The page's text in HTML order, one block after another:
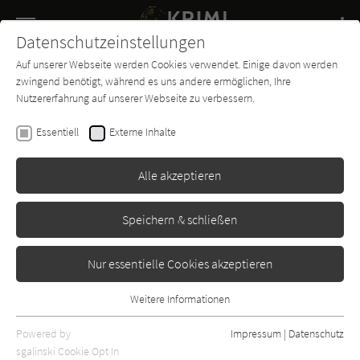
SUCHE
Buch-
Entdecker
Forum Charts
Jo Nesbø
Das Nachthaus
Erschienen: Oktober 2023 14
Datenschutzeinstellungen
Auf unserer Webseite werden Cookies verwendet. Einige davon werden
zwingend benötigt, während es uns andere ermöglichen, Ihre
Nutzererfahrung auf unserer Webseite zu verbessern.
Essentiell Externe Inhalte
Alle akzeptieren
Speichern & schließen
Nur essentielle Cookies akzeptieren
Essentielle Cookies werden für grundlegende Funktionen der
Webseite benötigt. Dadurch ist gewährleistet, dass die Webseite
Weitere Informationen
Powered by
sgalinski Cookie Opt In
Impressum | Datenschutz